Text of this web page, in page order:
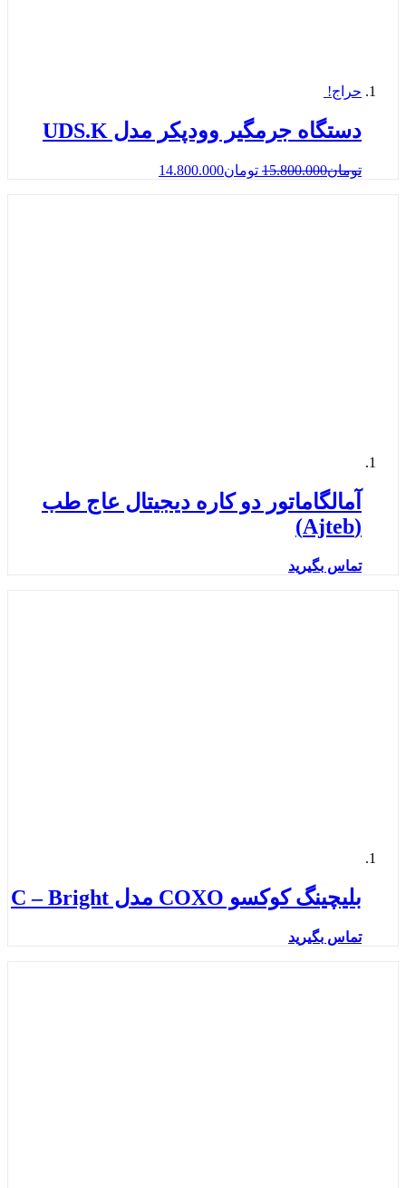
حراج!
دستگاه جرمگیر وودپکر مدل UDS.K
تومان15.800.000 تومان14.800.000
آمالگاماتور دو کاره دیجیتال عاج طب
(Ajteb)
تماس بگیرید
بلیچینگ کوکسو COXO مدل C – Bright
تماس بگیرید